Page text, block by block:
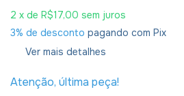
2 x de R$17,00 sem juros
3% de desconto pagando com Pix
Ver mais detalhes
Atenção, última peça!